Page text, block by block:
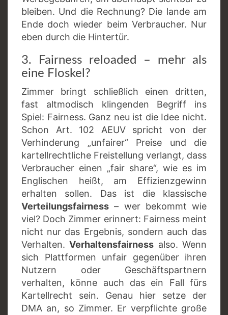
bleiben. Und die Rechnung? Die lande am
Ende doch wieder beim Verbraucher. Nur
eben durch die Hintertür.
3. Fairness reloaded – mehr als
eine Floskel?
Zimmer bringt schließlich einen dritten,
fast altmodisch klingenden Begriff ins
Spiel: Fairness. Ganz neu ist die Idee nicht.
Schon Art. 102 AEUV spricht von der
Verhinderung „unfairer“ Preise und die
kartellrechtliche Freistellung verlangt, dass
Verbraucher einen „fair share“, wie es im
Englischen heißt, am Effizienzgewinn
erhalten sollen. Das ist die klassische
Verteilungsfairness – wer bekommt wie
viel? Doch Zimmer erinnert: Fairness meint
nicht nur das Ergebnis, sondern auch das
Verhalten.Verhaltensfairness also. Wenn
sich Plattformen unfair gegenüber ihren
Nutzern oder Geschäftspartnern
verhalten, könne auch das ein Fall fürs
Kartellrecht sein. Genau hier setze der
DMA an, so Zimmer. Er verpflichte große